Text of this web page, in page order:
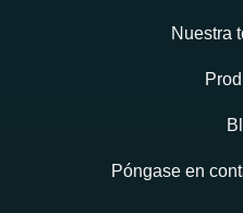
Nuestra
Póngase en